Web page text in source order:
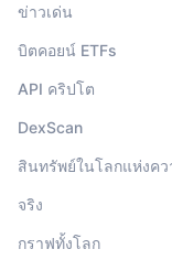
ข่าวเด่น
บิตคอยน์ ETFs
API คริปโต
DexScan
สินทรัพย์ในโลกแห่งคว
จริง
กราฟทั้งโลก